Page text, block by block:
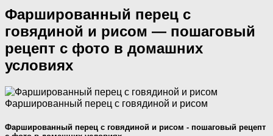
Фаршированный перец с
говядиной и рисом — пошаговый
рецепт с фото в домашних
условиях
Фаршированный перец с говядиной и рисом
Фаршированный перец с говядиной и рисом - пошаговый рецепт